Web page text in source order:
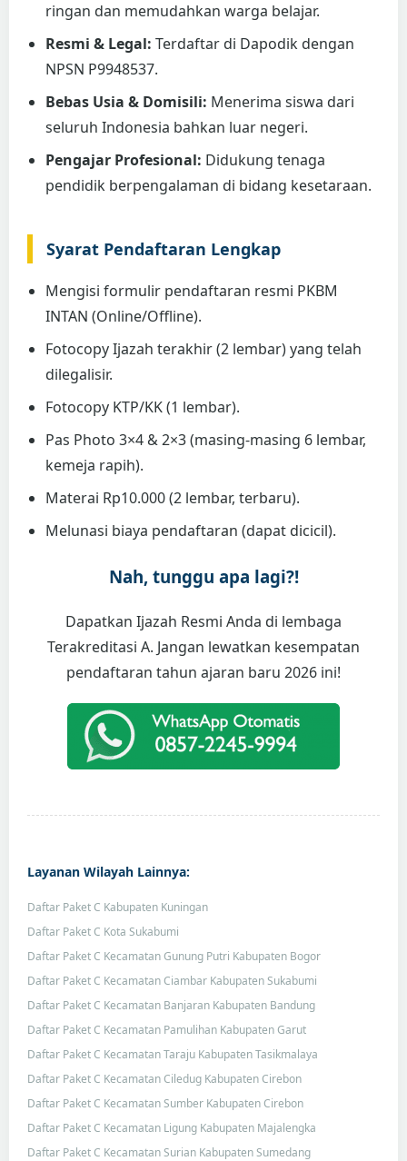
ringan dan memudahkan warga belajar.
Resmi & Legal: Terdaftar di Dapodik dengan
NPSN P9948537.
Bebas Usia & Domisili: Menerima siswa dari
seluruh Indonesia bahkan luar negeri.
Pengajar Profesional: Didukung tenaga
pendidik berpengalaman di bidang kesetaraan.
Syarat Pendaftaran Lengkap
Mengisi formulir pendaftaran resmi PKBM
INTAN (Online/Offline).
Fotocopy Ijazah terakhir (2 lembar) yang telah
dilegalisir.
Fotocopy KTP/KK (1 lembar).
Pas Photo 3×4 & 2×3 (masing-masing 6 lembar,
kemeja rapih).
Materai Rp10.000 (2 lembar, terbaru).
Melunasi biaya pendaftaran (dapat dicicil).
Nah, tunggu apa lagi?!
Dapatkan Ijazah Resmi Anda di lembaga
Terakreditasi A. Jangan lewatkan kesempatan
pendaftaran tahun ajaran baru 2026 ini!
Layanan Wilayah Lainnya:
Daftar Paket C Kabupaten Kuningan
Daftar Paket C Kota Sukabumi
Daftar Paket C Kecamatan Gunung Putri Kabupaten Bogor
Daftar Paket C Kecamatan Ciambar Kabupaten Sukabumi
Daftar Paket C Kecamatan Banjaran Kabupaten Bandung
Daftar Paket C Kecamatan Pamulihan Kabupaten Garut
Daftar Paket C Kecamatan Taraju Kabupaten Tasikmalaya
Daftar Paket C Kecamatan Ciledug Kabupaten Cirebon
Daftar Paket C Kecamatan Sumber Kabupaten Cirebon
Daftar Paket C Kecamatan Ligung Kabupaten Majalengka
Daftar Paket C Kecamatan Surian Kabupaten Sumedang